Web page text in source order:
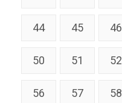
44 45 46
50 51 52
56 57 58